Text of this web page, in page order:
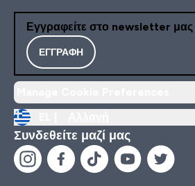
Εγγραφείτε στο newsletter μας
ΕΓΓΡΑΦΉ
Συνδεθείτε μαζί μας